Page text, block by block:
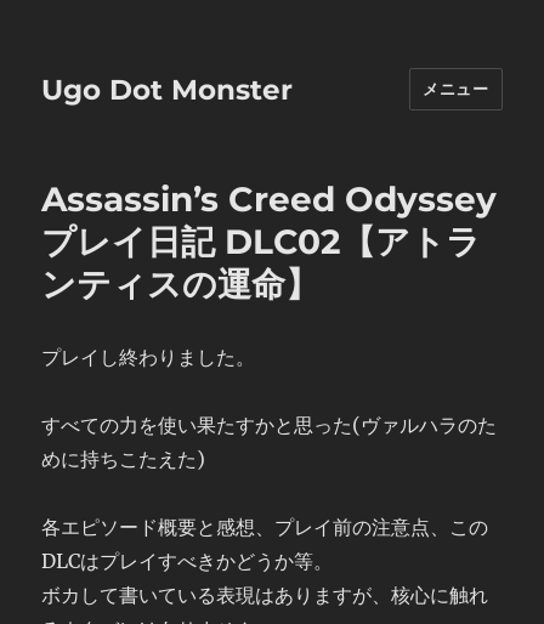
Ugo Dot Monster メニュー
Assassin’s Creed Odyssey
プレイ日記 DLC02【アトラ
ンティスの運命】
プレイし終わりました。
すべての力を使い果たすかと思った(ヴァルハラのた
めに持ちこたえた)
各エピソード概要と感想、プレイ前の注意点、この
DLCはプレイすべきかどうか等。
ボカして書いている表現はありますが、核心に触れ